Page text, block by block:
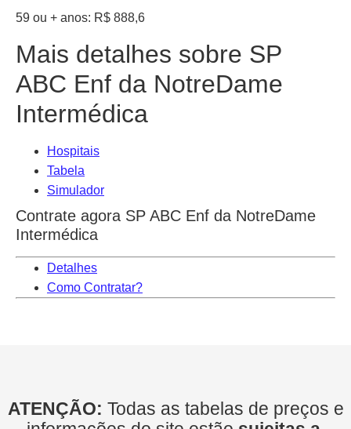
59 ou + anos: R$ 888,6
Mais detalhes sobre SP
ABC Enf da NotreDame
Intermédica
Hospitais
Tabela
Simulador
Contrate agora SP ABC Enf da NotreDame
Intermédica
Detalhes
Como Contratar?
ATENÇÃO: Todas as tabelas de preços e